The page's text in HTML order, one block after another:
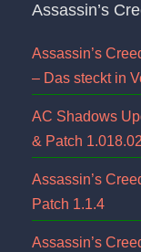
Assassin’s
Assassin’s
– Das steckt in
AC Shadows
& Patch
Assassin’s
Patch 1.1.4
Assassin’s